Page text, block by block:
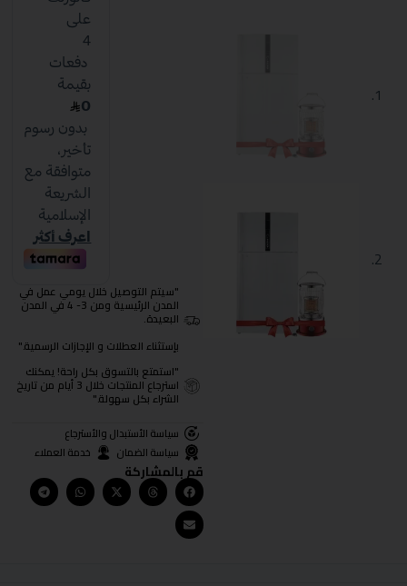
"سيتم التوصيل خلال يومي عمل في
المدن الرئيسية ومن 3- 4 في المدن
البعيدة.
بإستثناء العطلات و الإجازات الرسمية."
"استمتع بالتسوق بكل راحة! يمكنك
استرجاع المنتجات خلال 3 أيام من تاريخ
الشراء بكل سهولة."
سياسة الأستبدال والأسترجاع
سياسة الضمان
خدمة العملاء
قم بالمشاركة